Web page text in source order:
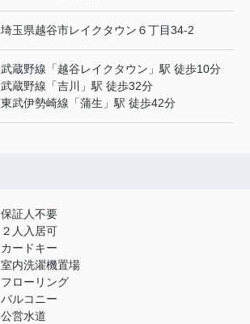
埼玉県越谷市レイクタウン ６丁目34-2
武蔵野線 「越谷レイクタウン 」駅 徒歩10分
武蔵野線 「吉川
」駅 徒歩32分
東武伊勢崎線 「蒲生 」駅 徒歩42分
保証人不要
２人入居可
カードキー
室内洗濯機置場
フローリング
バルコニー
公営水道